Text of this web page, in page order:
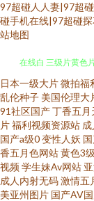
97超碰人人妻|97超
碰手机在线|97超碰
站地图
久久嫩草精品在线
在线白 三级片黄色
网深爱网 91国语对
青草社区色色 91福
日本一级大片微拍福
乱伦种子 美国伦理大
91社区国产丁香五月
片福利视频资源站
国产a级0变性人妖
香五月色网站黄色3
视频学生妹Av网站
成人内射无码激情五
美亚州图片 国产AV